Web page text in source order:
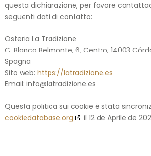
questa dichiarazione, per favore
seguenti dati di contatto:
Osteria La Tradizione
C. Blanco Belmonte, 6, Centro, 14003
Spagna
Sito web: https://latradizione.es
Email: info@latradizione.es
Questa politica sui cookie è stata
cookiedatabase.org
il 12 de Aprile de